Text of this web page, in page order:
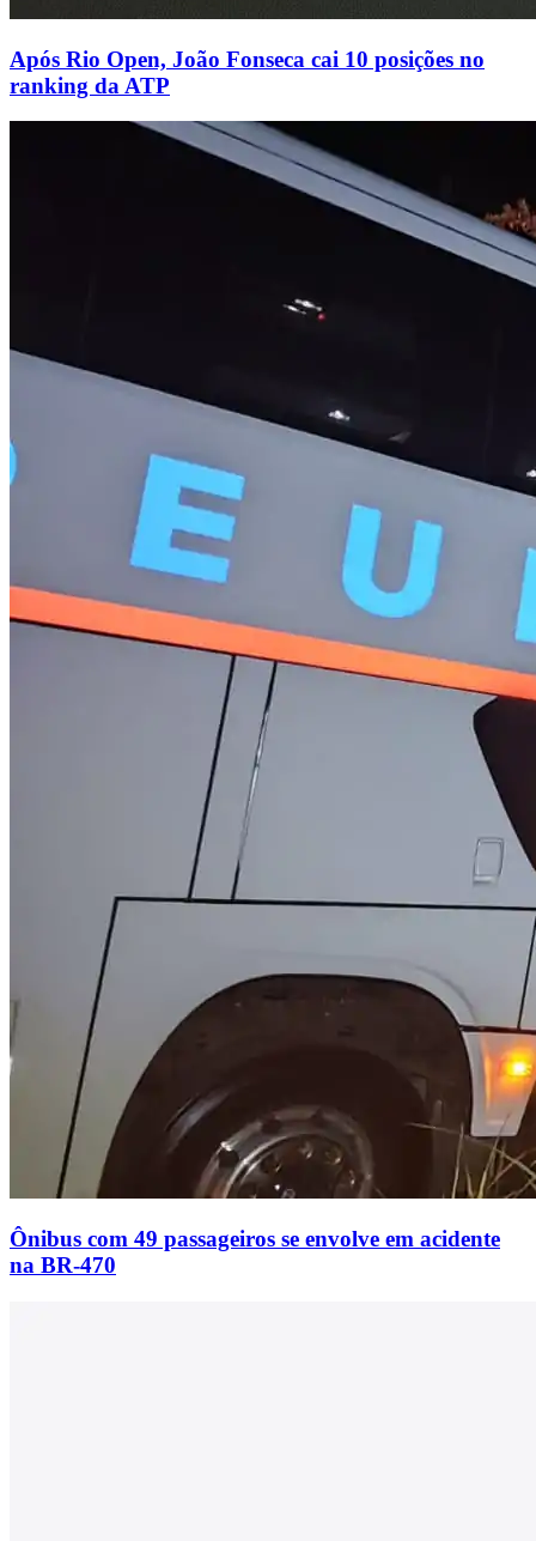
Após Rio Open, João Fonseca cai 10 posições no
ranking da ATP
Ônibus com 49 passageiros se envolve em acidente
na BR-470